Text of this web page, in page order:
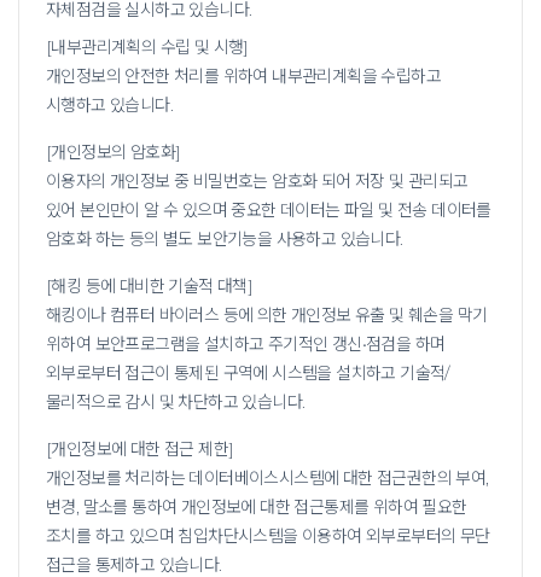
자체점검을 실시하고 있습니다.
[내부관리계획의 수립 및 시행]
개인정보의 안전한 처리를 위하여 내부관리계획을 수립하고
시행하고 있습니다.
[개인정보의 암호화]
이용자의 개인정보 중 비밀번호는 암호화 되어 저장 및 관리되고
있어 본인만이 알 수 있으며 중요한 데이터는 파일 및 전송 데이터를
암호화 하는 등의 별도 보안기능을 사용하고 있습니다.
[해킹 등에 대비한 기술적 대책]
해킹이나 컴퓨터 바이러스 등에 의한 개인정보 유출 및 훼손을 막기
위하여 보안프로그램을 설치하고 주기적인 갱신•점검을 하며
외부로부터 접근이 통제된 구역에 시스템을 설치하고 기술적/
물리적으로 감시 및 차단하고 있습니다.
[개인정보에 대한 접근 제한]
개인정보를 처리하는 데이터베이스시스템에 대한 접근권한의 부여,
변경, 말소를 통하여 개인정보에 대한 접근통제를 위하여 필요한
조치를 하고 있으며 침입차단시스템을 이용하여 외부로부터의 무단
접근을 통제하고 있습니다.